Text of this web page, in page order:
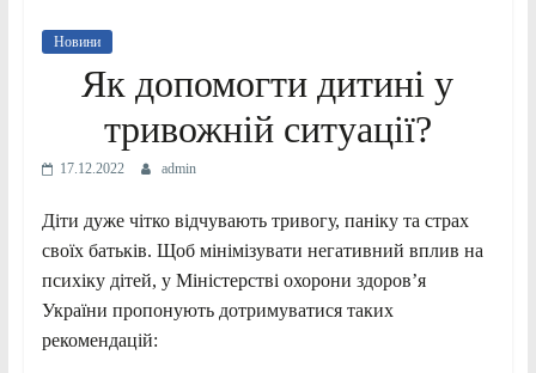
Новини
Як допомогти дитині у
тривожній ситуації?
17.12.2022 admin
Діти дуже чітко відчувають тривогу, паніку та страх
своїх батьків. Щоб мінімізувати негативний вплив на
психіку дітей, у Міністерстві охорони здоров’я
України пропонують дотримуватися таких
рекомендацій: